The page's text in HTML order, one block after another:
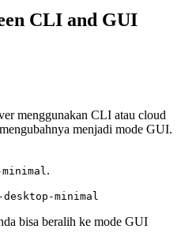
CLI and GUI
menggunakan CLI atau cloud
menjadi mode GUI.
.
minimal
bisa beralih ke mode GUI